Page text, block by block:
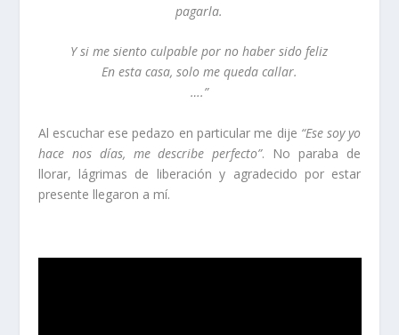
pagarla.
Y si me siento culpable por no haber sido feliz
En esta casa, solo me queda callar.
….”
Al escuchar ese pedazo en particular me dije “Ese soy yo
hace nos días, me describe perfecto”. No paraba de
llorar, lágrimas de liberación y agradecido por estar
presente llegaron a mí.